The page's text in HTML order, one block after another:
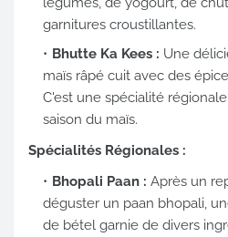
garnitures croustillantes.
Bhutte Ka Kees : Une
maïs râpé cuit avec des
C'est une spécialité
saison du maïs.
Spécialités Régionales :
Bhopali Paan : Après un
déguster un paan bhopali,
de bétel garnie de divers